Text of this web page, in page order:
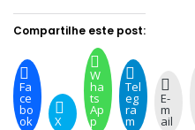
Compartilhe este post:
Fa
ce
bo
ok X
W
ha
ts
Ap
p
Tel
eg
ra
m
E-
m
ail